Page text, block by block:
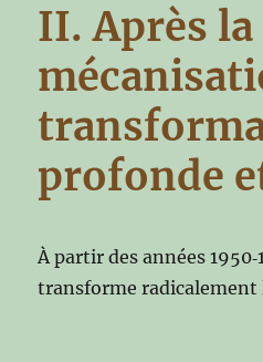
II. Après la
profonde
À partir des années
transforme radicalement